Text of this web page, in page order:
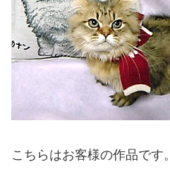
こちらはお客様の作品です。